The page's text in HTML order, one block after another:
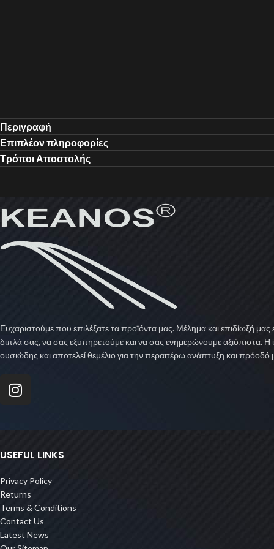
Περιγραφή
Επιπλέον πληροφορίες
Τρόποι Αποστολής
Ευχαριστούμε που επιλέξατε τα προϊόντα μας. Μέλημα και επιδίωξή μας
διπλά σας, να σας εξυπηρετούμε και να σας ενημερώνουμε αξιόπιστα. Η
ουσιώδης και αποτελεί θεμέλιο για την περαιτέρω ανάπτυξη και πρόοδό
USEFUL LINKS
Privacy Policy
Returns
Terms & Conditions
Contact Us
Latest News